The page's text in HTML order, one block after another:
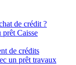
de crédit ?
Caisse
de crédits
un prêt travaux